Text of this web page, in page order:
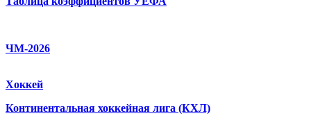
ЧМ-2026
Хоккей
Континентальная хоккейная лига (КХЛ)